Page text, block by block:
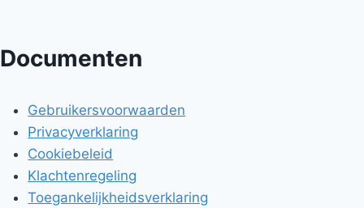
Documenten
Gebruikersvoorwaarden
Privacyverklaring
Cookiebeleid
Klachtenregeling
Toegankelijkheidsverklaring